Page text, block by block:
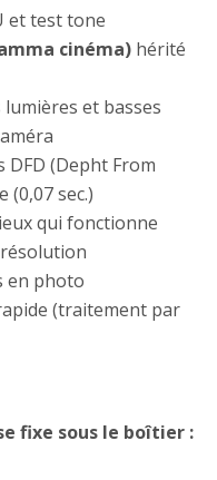
et test tone
cinéma)hérité
et basses
(Depht From
(0,07 sec.)
qui fonctionne
en photo
(traitement par
fixe sous le boîtier :